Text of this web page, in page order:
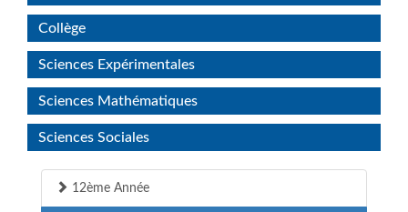
Collège
Sciences Expérimentales
Sciences Mathématiques
Sciences Sociales
12ème Année